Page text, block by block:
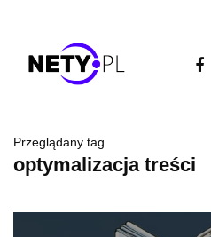
Przeglądany tag
optymalizacja treści